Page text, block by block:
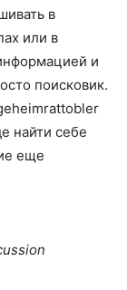
в
или в
и
поисковик.
найти себе
еще